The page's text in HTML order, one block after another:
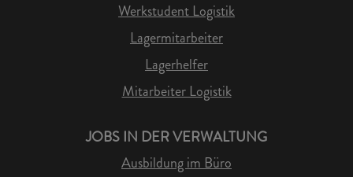
Werkstudent Logistik
Lagermitarbeiter
Lagerhelfer
Mitarbeiter Logistik
JOBS IN DER VERWALTUNG
Ausbildung im Büro